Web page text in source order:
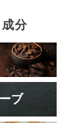
分
ブ